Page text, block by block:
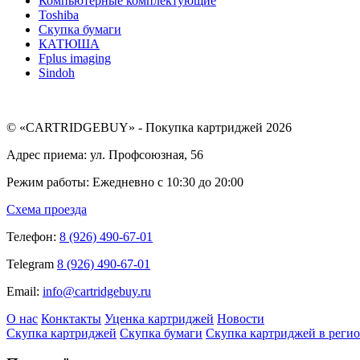
Toshiba
Скупка бумаги
КАТЮША
Fplus imaging
Sindoh
© «CARTRIDGEBUY» - Покупка картриджей 2026
Адрес приема: ул. Профсоюзная, 56
Режим работы: Ежедневно с 10:30 до 20:00
Схема проезда
Телефон: 8 (926) 490-67-01
Telegram 8 (926) 490-67-01
Email: info@cartridgebuy.ru
О нас Конктакты Уценка картриджей Новости
Скупка картриджей Скупка бумаги Скупка картриджей в